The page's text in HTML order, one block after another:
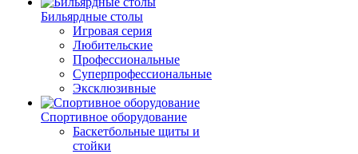
Бильярдные столы
Игровая серия
Любительские
Профессиональные
Суперпрофессиональные
Эксклюзивные
Спортивное оборудование
Баскетбольные щиты и
стойки